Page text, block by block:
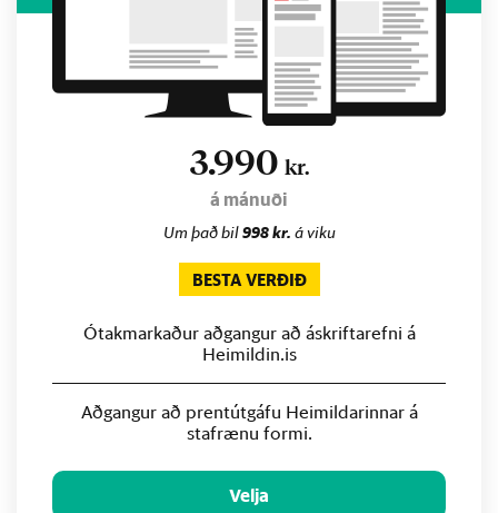
3.990 kr.
á mánuði
Um það bil998 kr. á viku
BESTA VERÐIÐ
Ótakmarkaður aðgangur að áskriftarefni á
Heimildin.is
Aðgangur að prentútgáfu Heimildarinnar á
stafrænu formi.
Velja